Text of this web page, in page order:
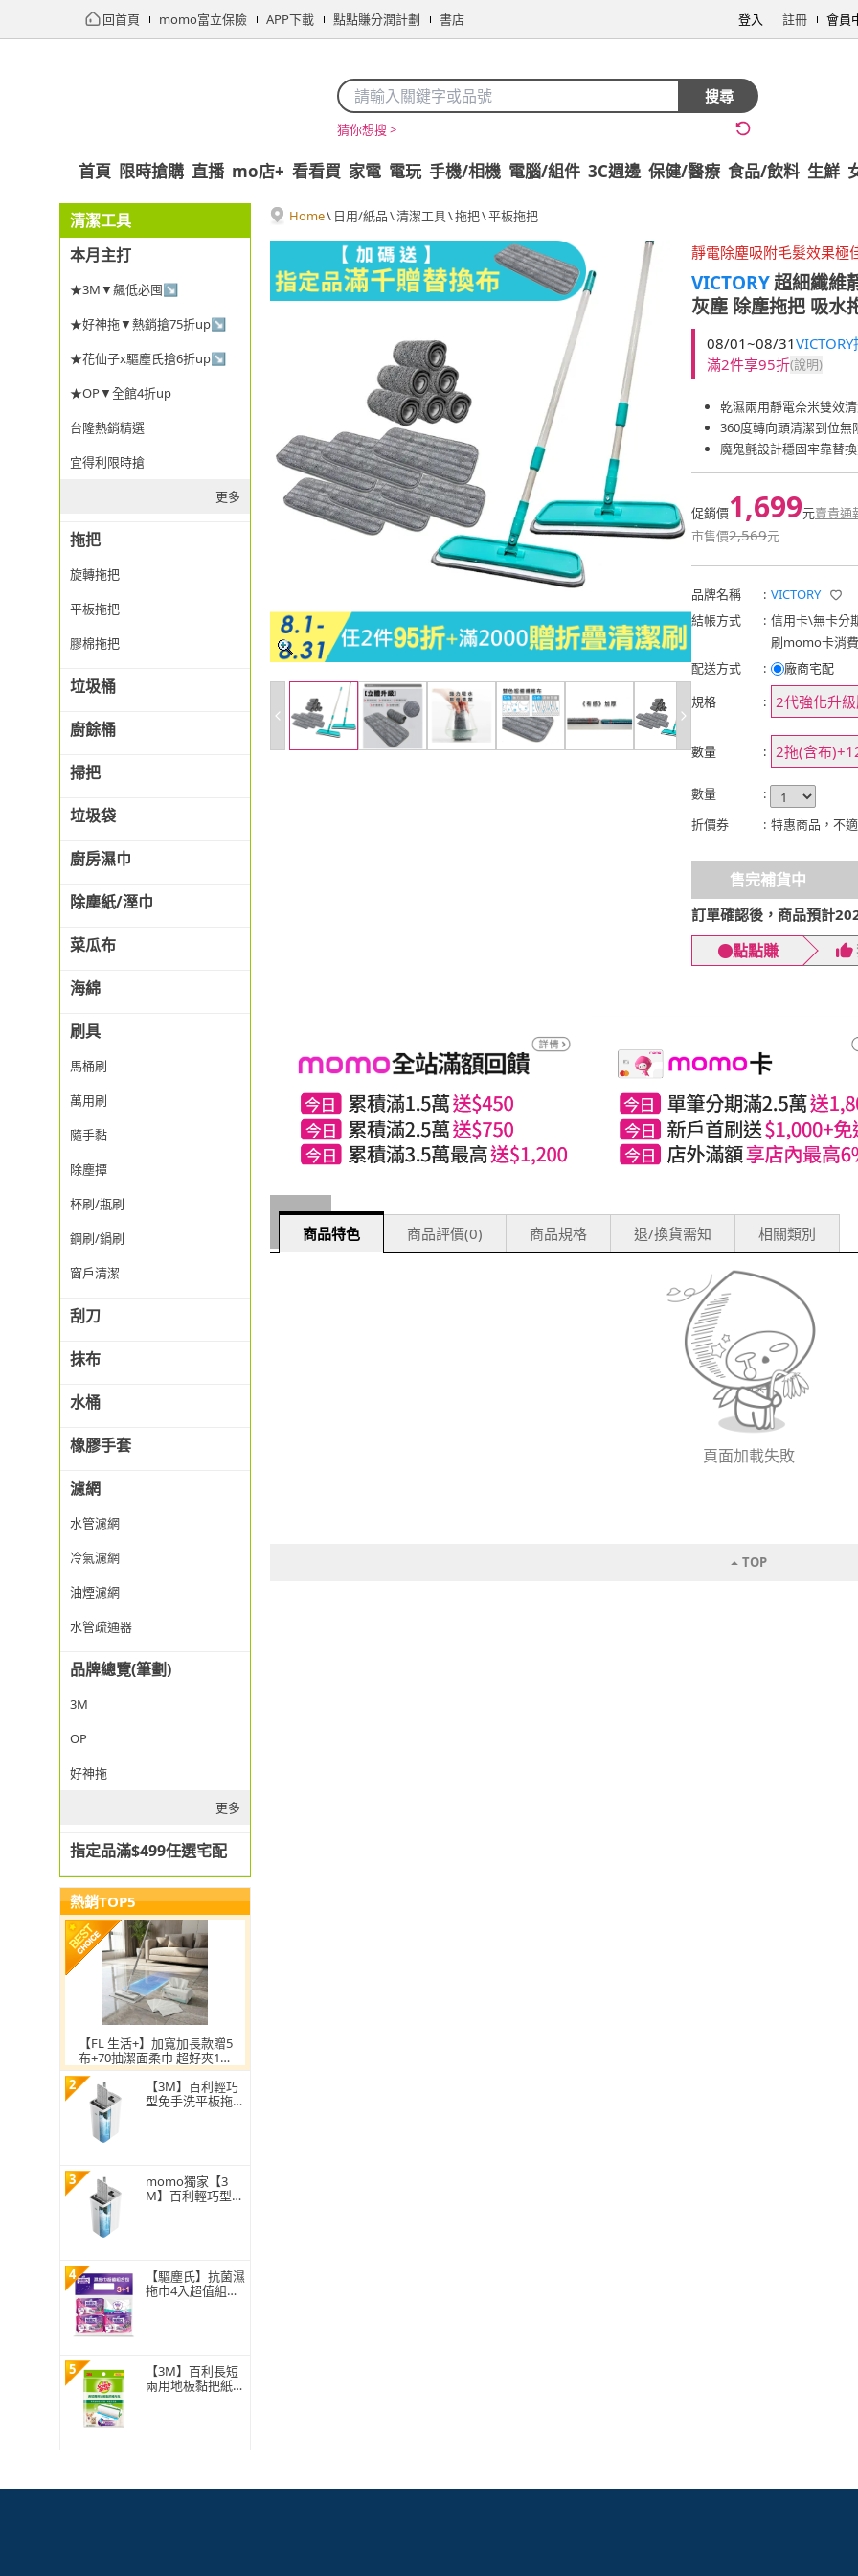
回首頁 momo富立保險 APP下載 點點賺分潤計劃 書店 登入 註冊 會員
搜尋
猜你想搜 >
首頁 限時搶購 直播 mo店+ 看看買 家電 電玩 手機/相機 電腦/組件 3C週邊 保健/醫療 食品/飲料 生鮮
清潔工具
本月主打
★3M▼飆低必囤↘
★好神拖▼熱銷搶75折up↘
★花仙子x驅塵氏搶6折up↘
★OP▼全館4折up
台隆熱銷精選
宜得利限時搶
更多
拖把
旋轉拖把
平板拖把
膠棉拖把
垃圾桶
廚餘桶
掃把
垃圾袋
廚房濕巾
除塵紙/溼巾
菜瓜布
海綿
刷具
馬桶刷
萬用刷
隨手黏
除塵撢
杯刷/瓶刷
鋼刷/鍋刷
窗戶清潔
刮刀
抹布
水桶
橡膠手套
濾網
水管濾網
冷氣濾網
油煙濾網
水管疏通器
品牌總覽(筆劃)
3M
OP
好神拖
更多
指定品滿$499任選宅配
熱銷TOP5
【FL 生活+】加寬加長款贈5
布+70抽潔面柔巾 超好夾1秒
換布洗臉巾環保拖把
2
【3M】百利輕巧
型免手洗平板拖把
3
momo獨家【3
M】百利輕巧型免
4
【驅塵氏】抗菌濕
拖巾4入超值組合
5
【3M】百利長短
兩用地板黏把紙捲
Home\ 日用/紙品\清潔工具\拖把\平板拖把
靜電除塵吸附毛髮效果極
VICTORY超細纖維
灰塵 除塵拖把 吸水
08/01~08/31
滿2件享95折(說明)
乾濕兩用靜電奈米雙效
360度轉向頭清潔到位無
魔鬼氈設計穩固牢靠替
促銷價1,699元賣貴通
市售價2,569元
品牌名稱 : VICTORY
結帳方式
: 信用卡\無卡分
刷momo卡消
配送方式
:
廠商宅配
規格
: 2代強化升
數量 : 2拖(含布
數量
:
折價券
: 特惠商品，不
售完補貨中
訂單確認後，商品預計
點點賺
商品特色 商品評價(0) 商品規格 退/換貨需知 相關類別
頁面加載失敗
TOP